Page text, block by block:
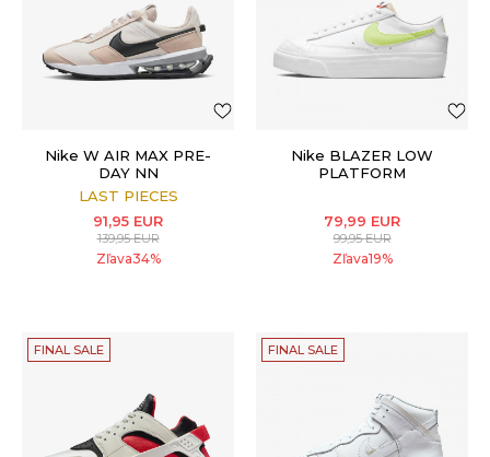
Nike W AIR MAX PRE-
DAY NN
LAST PIECES
91,95 EUR
139,95EUR
Zľava34%
Nike BLAZER LOW
PLATFORM
79,99 EUR
99,95EUR
Zľava19%
FINAL SALE FINAL SALE